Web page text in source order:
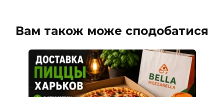
Вам також може сподобатися